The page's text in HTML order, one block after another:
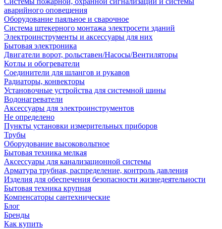
аварийного оповещения
Оборудование паяльное и сварочное
Система штекерного монтажа электросети зданий
Электроинструменты и аксессуары для них
Бытовая электроника
Двигатели ворот, рольставен/Насосы/Вентиляторы
Котлы и обогреватели
Соединители для шлангов и рукавов
Радиаторы, конвекторы
Установочные устройства для системной шины
Водонагреватели
Аксессуары для электроинструментов
Не определено
Пункты установки измерительных приборов
Трубы
Оборудование высоковольтное
Бытовая техника мелкая
Аксессуары для канализационной системы
Арматура трубная, распределение, контроль давления
Изделия для обеспечения безопасности жизнедеятельности
Бытовая техника крупная
Компенсаторы сантехнические
Блог
Бренды
Как купить